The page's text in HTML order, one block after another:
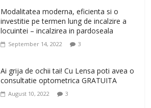
alegere buna, Oglinda de baie cu mărire
0
un corp sanatos si armonios dezvoltat,
cu Flexor Fitness-dispozitiv pentru
tonifiere muschi
Modalitatea moderna, eficienta si o
investitie pe termen lung de incalzire a
locuintei – incalzirea in pardoseala
September 14, 2022 3
Ai grija de ochii tai! Cu Lensa poti avea o
consultatie optometrica GRATUITA
August 10, 2022 3